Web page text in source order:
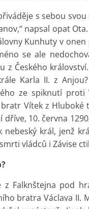
s sebou
napsal opat
Kunhuty v
se ale
z Českého
Karla II. z
ze spiknutí proti
Vítek z
10. června
nebeský král, jenž
vládců i Závise
z Falknštejna pod
bratra Václava II.